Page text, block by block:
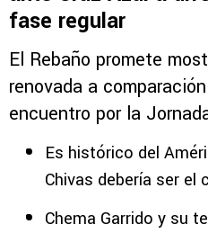
fase regular
El Rebaño promete
renovada a
encuentro por la
Es histórico del
Chivas debería ser el
Chema Garrido y su